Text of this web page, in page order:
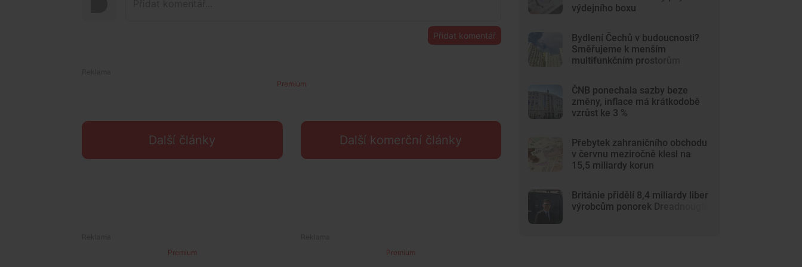
Přidat komentář
Premium
Další články Další komerční články
výdejního boxu
Bydlení Čechů v budoucnosti?
Směřujeme k menším
multifunkčním prostorům
ČNB ponechala sazby beze
změny, inflace má krátkodobě
vzrůst ke 3 %
Přebytek zahraničního obchodu
v červnu meziročně klesl na
15,5 miliardy korun
Británie přidělí 8,4 miliardy liber
výrobcům ponorek Dreadnought
Premium Premium